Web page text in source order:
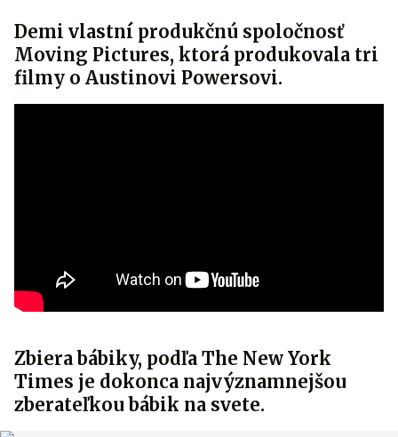
Demi vlastní produkčnú spoločnosť
Moving Pictures, ktorá produkovala tri
filmy o Austinovi Powersovi.
Zbiera bábiky, podľa The New York
Times je dokonca najvýznamnejšou
zberateľkou bábik na svete.